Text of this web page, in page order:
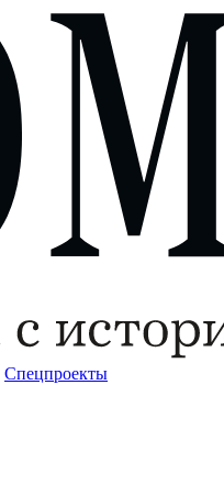
Спецпроекты